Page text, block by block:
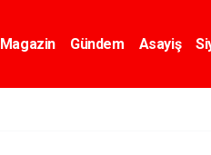
Magazin Gündem Asayiş